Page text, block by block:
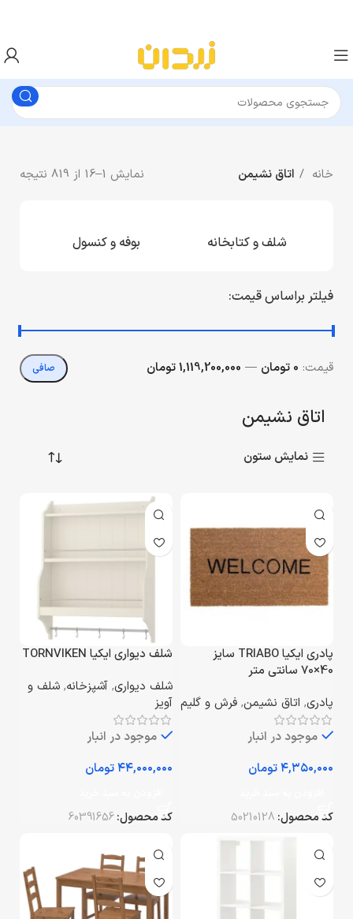
خانه اتاق نشیمن نمایش 1–16 از 819 نتیجه
شلف و کتابخانه بوفه و کنسول
فیلتر براساس قیمت:
صافی قيمت: 0 تومان — 1,119,200,000 تومان
اتاق نشیمن
نمایش ستون
پادری ایکیا TRIABO سایز
40×70 سانتی متر
پادری, اتاق نشیمن, فرش و گلیم
موجود در انبار
تومان
کد محصول: 50210128
شلف دیواری ایکیا TORNVIKEN
شلف دیواری, آشپزخانه, شلف و
آویز
موجود در انبار
تومان
کد محصول:60391656